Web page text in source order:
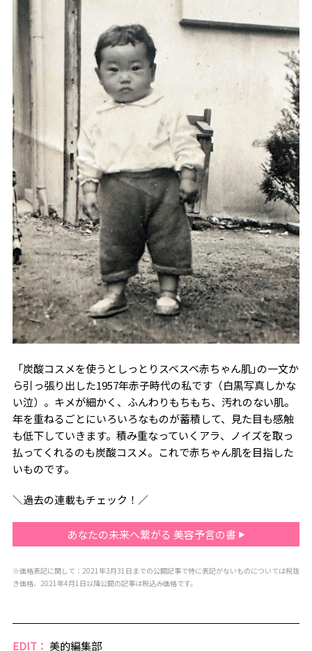
「炭酸コスメを使うとしっとりスベスベ赤ちゃん肌｣の一文か
ら引っ張り出した1957年赤子時代の私です（白黒写真しかな
い泣）。キメが細かく、ふんわりもちもち、汚れのない肌。
年を重ねるごとにいろいろなものが蓄積して、見た目も感触
も低下していきます。積み重なっていくアラ、ノイズを取っ
払ってくれるのも炭酸コスメ。これで赤ちゃん肌を目指した
いものです。
＼過去の連載もチェック！／
あなたの未来へ繋がる 美容予言の書
※価格表記に関して：2021年3月31日までの公開記事で特に表記がないものについては税抜
き価格、2021年4月1日以降公開の記事は税込み価格です。
EDIT： 美的編集部